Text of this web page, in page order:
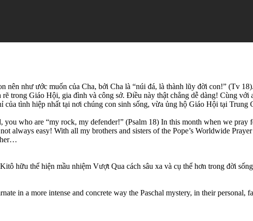
nên như ước muốn của Cha, bởi Cha là “núi đá, là thành lũy đời con!” (Tv
trong Giáo Hội, gia đình và công sở. Điều này thật chẳng dễ dàng! Cùng
tình hiệp nhất tại nơi chúng con sinh sống, vừa ủng hộ Giáo Hội tại
who are “my rock, my defender!” (Psalm 18) In this month when we
always easy! With all my brothers and sisters of the Pope’s Worldwide
hữu thể hiện mầu nhiệm Vượt Qua cách sâu xa và cụ thể hơn trong đời
in a more intense and concrete way the Paschal mystery, in their